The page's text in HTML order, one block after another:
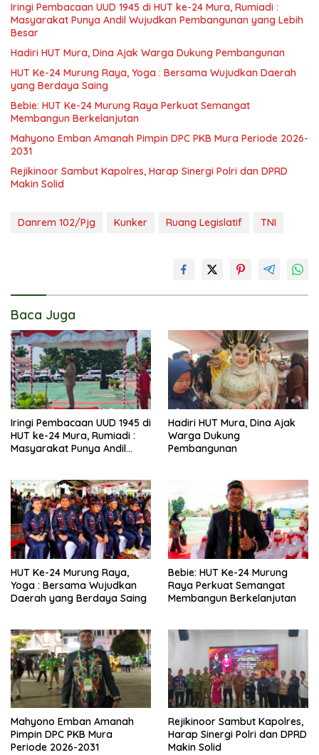
Iringi Pembacaan UUD 1945 di HUT ke-24 Mura, Rumiadi :
Masyarakat Punya Andil Wujudkan Pembangunan yang Lebih
Besar
Hadiri HUT Mura, Dina Ajak Warga Dukung Pembangunan
HUT Ke-24 Murung Raya, Yoga : Bersama Wujudkan Daerah
yang Berdaya Saing
Bebie: HUT Ke-24 Murung Raya Perkuat Semangat
Membangun Berkelanjutan
Mahyono Emban Amanah Pimpin DPC PKB Mura Periode 2026-
2031
Rejikinoor Sambut Kapolres, Harap Sinergi Polri dan DPRD
Makin Solid
Danrem 102/Pjg Kunker Ruang Legislatif TNI
Baca Juga
Iringi Pembacaan UUD 1945 di
HUT ke-24 Mura, Rumiadi :
Masyarakat Punya Andil
Hadiri HUT Mura, Dina Ajak
Warga Dukung
Pembangunan
HUT Ke-24 Murung Raya,
Yoga : Bersama Wujudkan
Daerah yang Berdaya Saing
Bebie: HUT Ke-24 Murung
Raya Perkuat Semangat
Membangun Berkelanjutan
Mahyono Emban Amanah
Pimpin DPC PKB Mura
Periode 2026-2031
Rejikinoor Sambut Kapolres,
Harap Sinergi Polri dan DPRD
Makin Solid